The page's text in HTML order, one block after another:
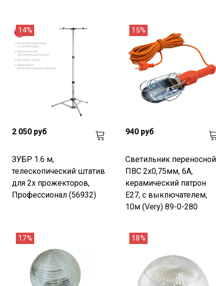
14%
2 050 руб
ЗУБР 1.6 м,
телескопический штатив
для 2х прожекторов,
Профессионал (56932)
15%
940 руб
Светильник переносной
ПВС 2х0,75мм, 6А,
керамический патрон
Е27, с выключателем,
10м (Very) 89-0-280
17% 18%